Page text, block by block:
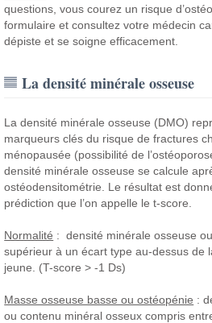
questions, vous courez un risque
formulaire et consultez votre médecin
dépiste et se soigne efficacement.
La densité minérale osseuse
La densité minérale osseuse (DMO)
marqueurs clés du risque de fractures
ménopausée (possibilité de
densité minérale osseuse se calcule
ostéodensitométrie. Le résultat est
prédiction que l’on appelle le t-score.
Normalité : densité minérale osseuse
supérieur à un écart type au-dessus de
jeune. (T-score > -1 Ds)
Masse osseuse basse ou ostéopénie :
ou contenu minéral osseux compris